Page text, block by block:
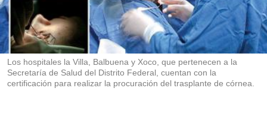
a
r
t
i
r
Los hospitales la Villa, Balbuena y Xoco, que pertenecen a la
Secretaría de Salud del Distrito Federal, cuentan con la
certificación para realizar la procuración del trasplante de córnea.